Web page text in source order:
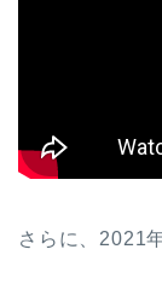
さらに、2021